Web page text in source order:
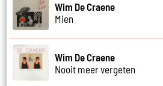
Wim De Craene
Mien
Wim De Craene
Nooit meer vergeten